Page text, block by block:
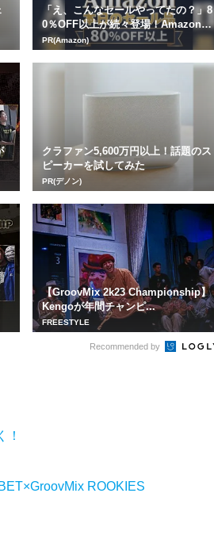
「え、こんなセールやってたの？」8
0％OFF以上が続々登場！Amazonの
本気が...
PR(Amazon)
クラファン5,600万円以上！話題のス
ピーカーを試してみた
PR(デノン)
【GroovMix 2k23 Championship】
Kengoが年間チャンピ...
FREESTYLE
Recommended by
！
ROOKIES